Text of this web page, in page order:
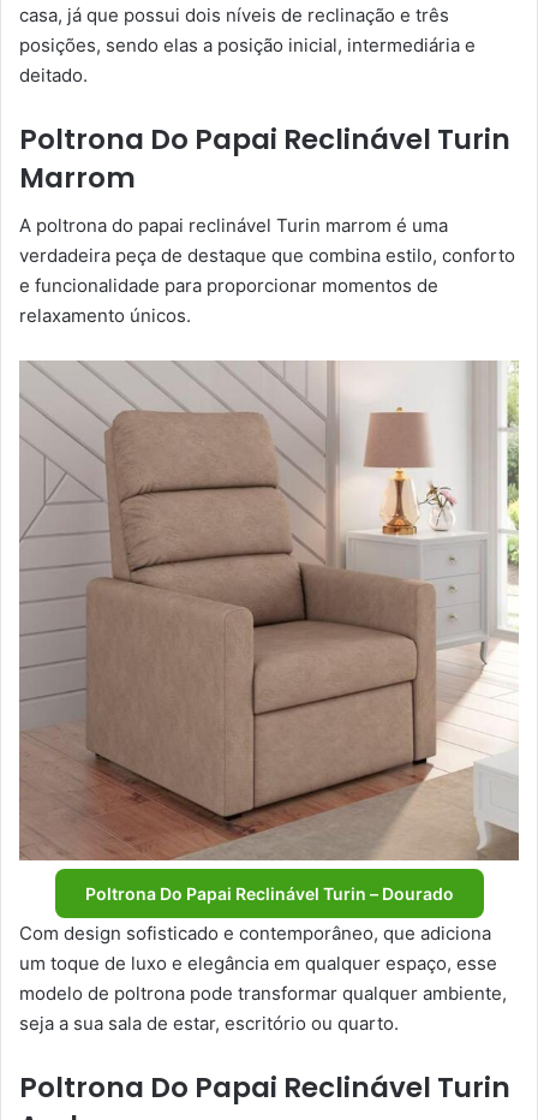
casa, já que possui dois níveis de reclinação e três
posições, sendo elas a posição inicial, intermediária e
deitado.
Poltrona Do Papai Reclinável Turin
Marrom
A poltrona do papai reclinável Turin marrom é uma
verdadeira peça de destaque que combina estilo, conforto
e funcionalidade para proporcionar momentos de
relaxamento únicos.
Poltrona Do Papai Reclinável Turin – Dourado
Com design sofisticado e contemporâneo, que adiciona
um toque de luxo e elegância em qualquer espaço, esse
modelo de poltrona pode transformar qualquer ambiente,
seja a sua sala de estar, escritório ou quarto.
Poltrona Do Papai Reclinável Turin